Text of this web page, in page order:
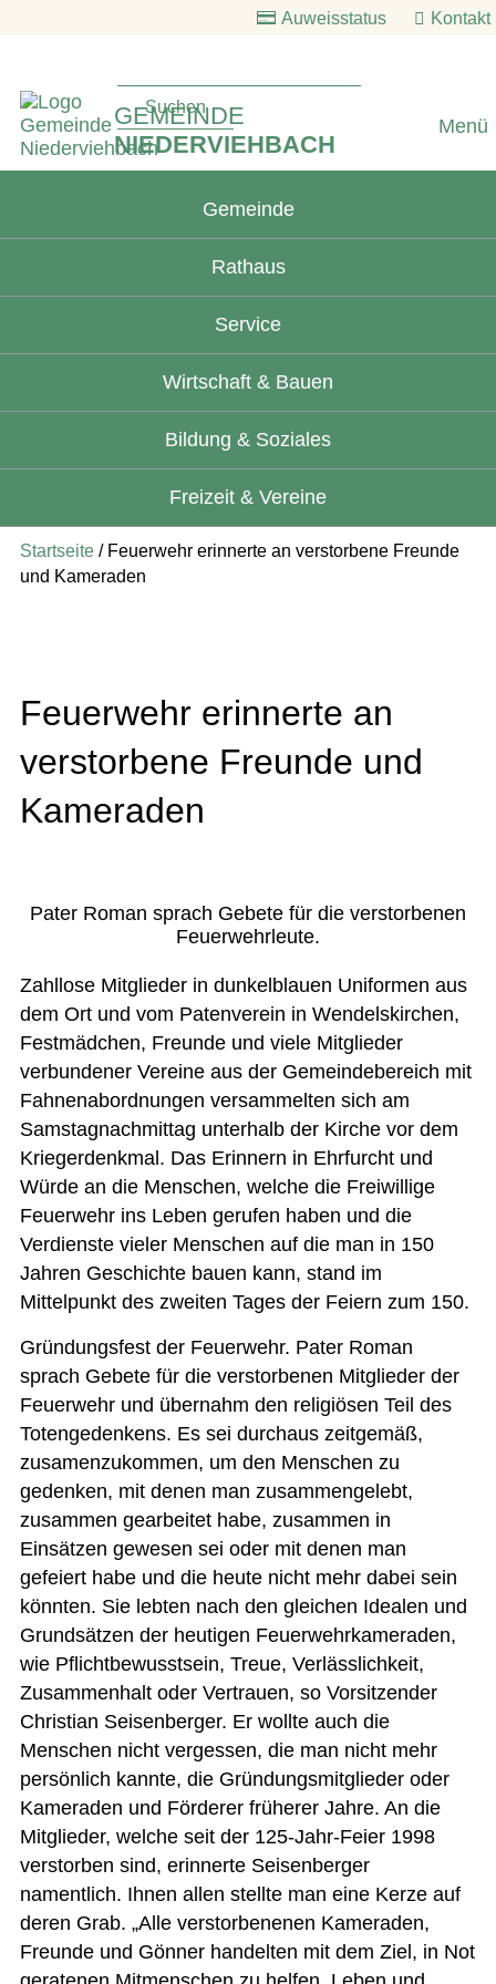
Menü
Auweisstatus Kontakt
GEMEINDE
NIEDERVIEHBACH
Gemeinde
Rathaus
Service
Wirtschaft & Bauen
Bildung & Soziales
Freizeit & Vereine
Startseite/ Feuerwehr erinnerte an verstorbene Freunde
und Kameraden
Feuerwehr erinnerte an
verstorbene Freunde und
Kameraden
Pater Roman sprach Gebete für die verstorbenen
Feuerwehrleute.
Zahllose Mitglieder in dunkelblauen Uniformen aus
dem Ort und vom Patenverein in Wendelskirchen,
Festmädchen, Freunde und viele Mitglieder
verbundener Vereine aus der Gemeindebereich mit
Fahnenabordnungen versammelten sich am
Samstagnachmittag unterhalb der Kirche vor dem
Kriegerdenkmal. Das Erinnern in Ehrfurcht und
Würde an die Menschen, welche die Freiwillige
Feuerwehr ins Leben gerufen haben und die
Verdienste vieler Menschen auf die man in 150
Jahren Geschichte bauen kann, stand im
Mittelpunkt des zweiten Tages der Feiern zum 150.
Gründungsfest der Feuerwehr. Pater Roman
sprach Gebete für die verstorbenen Mitglieder der
Feuerwehr und übernahm den religiösen Teil des
Totengedenkens. Es sei durchaus zeitgemäß,
zusamenzukommen, um den Menschen zu
gedenken, mit denen man zusammengelebt,
zusammen gearbeitet habe, zusammen in
Einsätzen gewesen sei oder mit denen man
gefeiert habe und die heute nicht mehr dabei sein
könnten. Sie lebten nach den gleichen Idealen und
Grundsätzen der heutigen Feuerwehrkameraden,
wie Pflichtbewusstsein, Treue, Verlässlichkeit,
Zusammenhalt oder Vertrauen, so Vorsitzender
Christian Seisenberger. Er wollte auch die
Menschen nicht vergessen, die man nicht mehr
persönlich kannte, die Gründungsmitglieder oder
Kameraden und Förderer früherer Jahre. An die
Mitglieder, welche seit der 125-Jahr-Feier 1998
verstorben sind, erinnerte Seisenberger
namentlich. Ihnen allen stellte man eine Kerze auf
deren Grab. „Alle verstorbenenen Kameraden,
Freunde und Gönner handelten mit dem Ziel, in Not